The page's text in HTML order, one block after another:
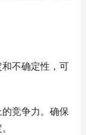
不确定性，可
竞争力。确保